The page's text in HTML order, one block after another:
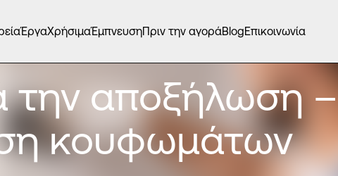
ΈργαΧρήσιμαΈμπνευσηΠριν την αγοράBlogΕπικοινωνία
την αποξήλωση –
κουφωμάτων